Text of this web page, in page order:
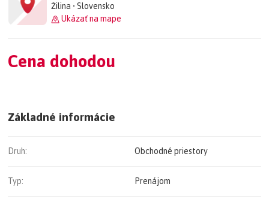
Žilina • Slovensko
Ukázať na mape
Cena dohodou
Základné informácie
Druh: Obchodné priestory
Typ: Prenájom